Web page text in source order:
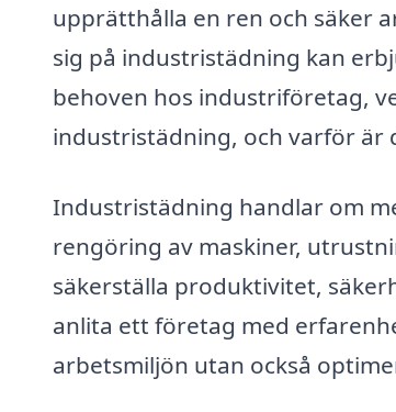
upprätthålla en ren och säker
sig på industristädning kan
behoven hos industriföretag,
industristädning, och varför
Industristädning handlar om
rengöring av maskiner,
säkerställa produktivitet,
anlita ett företag med
arbetsmiljön utan också